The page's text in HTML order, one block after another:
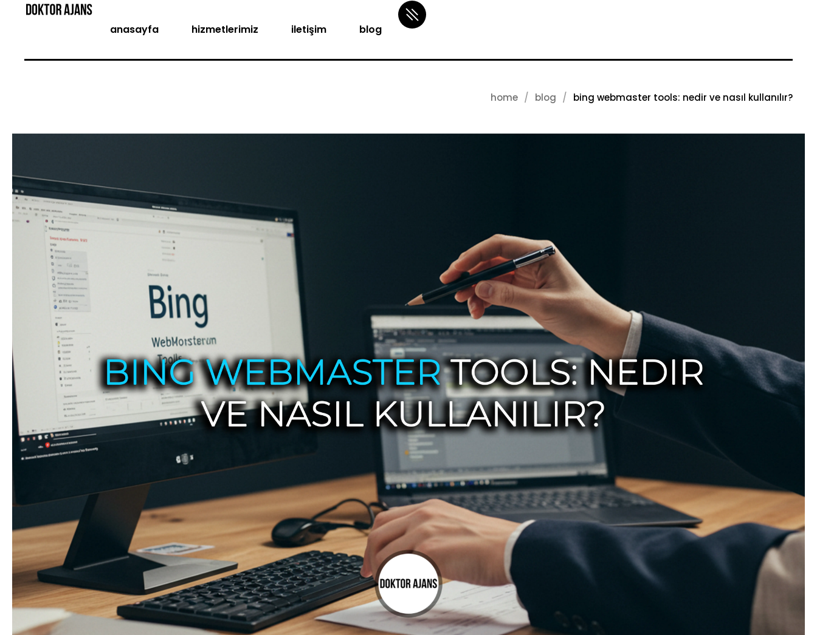
anasayfa hizmetlerimiz iletişim blog
home blog bing webmaster tools: nedir ve nasıl kullanılır?